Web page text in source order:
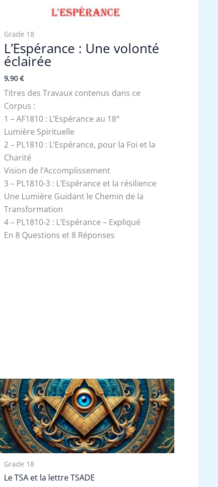
Grade 18
L’Espérance : Une volonté
éclairée
9,90€
Titres des Travaux contenus dans ce
Corpus :
1 – AF1810 : L’Espérance au 18°
Lumière Spirituelle
2 – PL1810 : L’Espérance, pour la Foi et la
Charité
Vision de l’Accomplissement
3 – PL1810-3 : L’Espérance et la résilience
Une Lumière Guidant le Chemin de la
Transformation
4 – PL1810-2 : L’Espérance – Expliqué
En 8 Questions et 8 Réponses
Grade 18
Le TSA et la lettre TSADE